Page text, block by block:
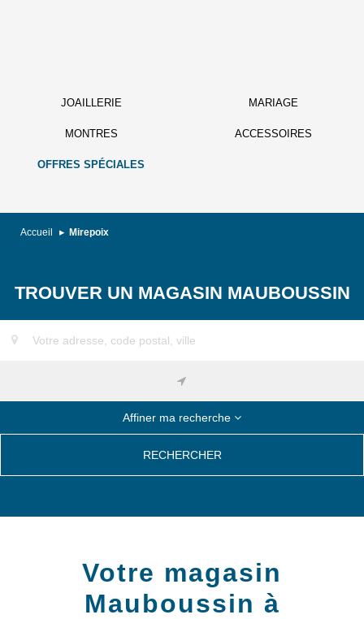
JOAILLERIE MARIAGE
MONTRES ACCESSOIRES
OFFRES SPÉCIALES
Accueil Mirepoix
TROUVER UN MAGASIN MAUBOUSSIN
Affiner ma recherche
RECHERCHER
Votre magasin
Mauboussin à